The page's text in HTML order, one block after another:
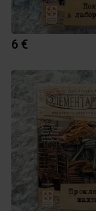
6 €